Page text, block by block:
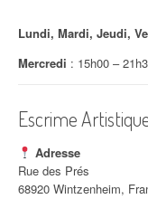
t
i
c
l
e
Lundi, Mardi, Jeudi,
Mercredi : 15h00 –
Escrime
Adresse
Rue des Prés
68920 Wintzenheim,